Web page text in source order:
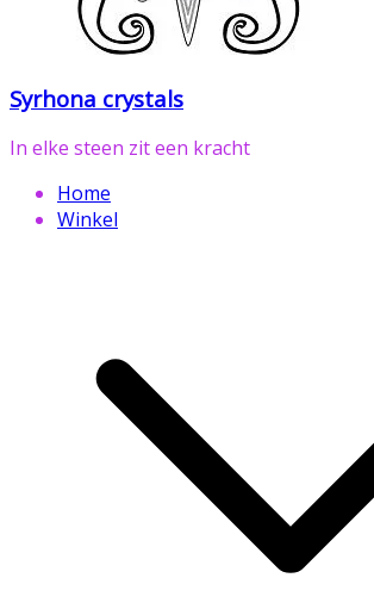
Syrhona crystals
In elke steen zit een kracht
Home
Winkel